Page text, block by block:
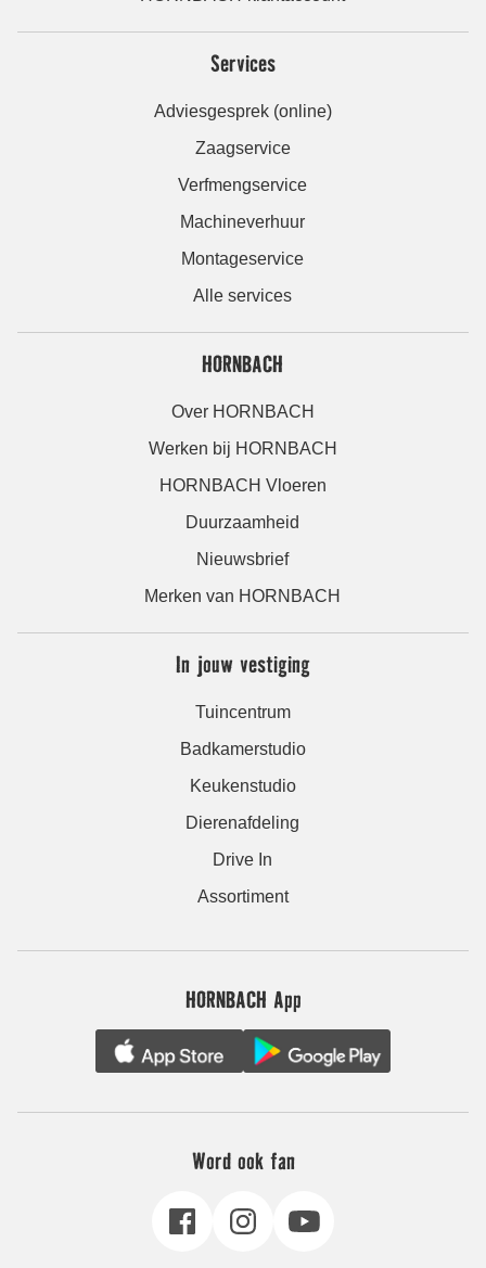
Services
Adviesgesprek (online)
Zaagservice
Verfmengservice
Machineverhuur
Montageservice
Alle services
HORNBACH
Over HORNBACH
Werken bij HORNBACH
HORNBACH Vloeren
Duurzaamheid
Nieuwsbrief
Merken van HORNBACH
In jouw vestiging
Tuincentrum
Badkamerstudio
Keukenstudio
Dierenafdeling
Drive In
Assortiment
HORNBACH App
Word ook fan